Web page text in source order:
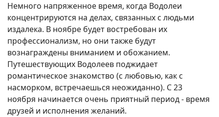
Немного напряженное время, когда Водолеи
концентрируются на делах, связанных с людьми
издалека. В ноябре будет востребован их
профессионализм, но они также будут
вознаграждены вниманием и обожанием.
Путешествующих Водолеев поджидает
романтическое знакомство (с любовью, как с
насморком, встречаешься неожиданно). С 23
ноября начинается очень приятный период - время
друзей и исполнения желаний.